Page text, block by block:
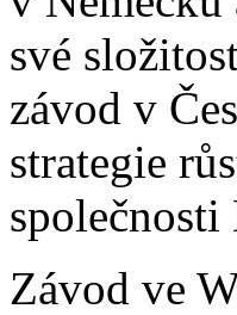
své
závod v
strategie
společnosti
Závod ve